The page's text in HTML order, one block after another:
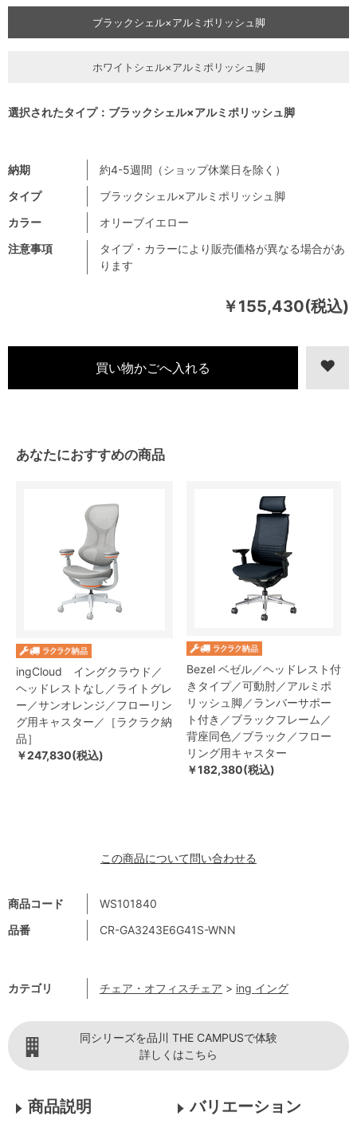
￥155,430(税込)
商品コード
WS101840
品番
CR-GA3243E6G41S-WNN
カテゴリ チェア・オフィスチェア > ing イング
注意事項
タイプ・カラーにより販売価格が異なる場合があ
ります
納期
約4-5週間（ショップ休業日を除く）
タイプ
ブラックシェル×アルミポリッシュ脚
カラー
オリーブイエロー
ブラックシェル×アルミポリッシュ脚
ホワイトシェル×アルミポリッシュ脚
選択されたタイプ：ブラックシェル×アルミポリッシュ脚
あなたにおすすめの商品
ingCloud イングクラウド／
ヘッドレストなし／ライトグレ
ー／サンオレンジ／フローリン
グ用キャスター／［ラクラク納
品］
￥247,830(税込)
Bezel ベゼル／ヘッドレスト付
きタイプ／可動肘／アルミポ
リッシュ脚／ランバーサポー
ト付き／ブラックフレーム／
背座同色／ブラック／フロー
リング用キャスター
￥182,380(税込)
この商品について問い合わせる
同シリーズを品川 THE CAMPUSで体験
詳しくはこちら
商品説明 バリエーション